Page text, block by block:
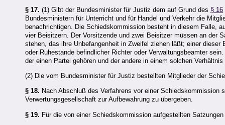
§ 17. (1) Gibt der Bundesminister für Justiz dem auf Grund des § 16
Bundesministern für Unterricht und für Handel und Verkehr die
benachrichtigen. Die Schiedskommission besteht in diesem Falle,
vier Beisitzern. Der Vorsitzende und zwei Beisitzer müssen an der
stehen, das ihre Unbefangenheit in Zweifel ziehen läßt; einer
oder Ruhestande befindlicher Richter oder Verwaltungsbeamter
der einen Partei gehören und der andere in einem solchen
(2) Die vom Bundesminister für Justiz bestellten Mitglieder der
§ 18. Nach Abschluß des Verfahrens vor einer
Verwertungsgesellschaft zur Aufbewahrung zu übergeben.
§ 19. Für die von einer Schiedskommission aufgestellten